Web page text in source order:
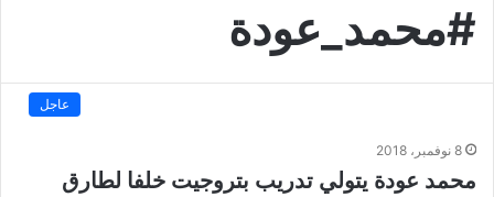
#محمد_عودة
عاجل
8 نوفمبر، 2018
محمد عودة يتولي تدريب بتروجيت خلفا لطارق